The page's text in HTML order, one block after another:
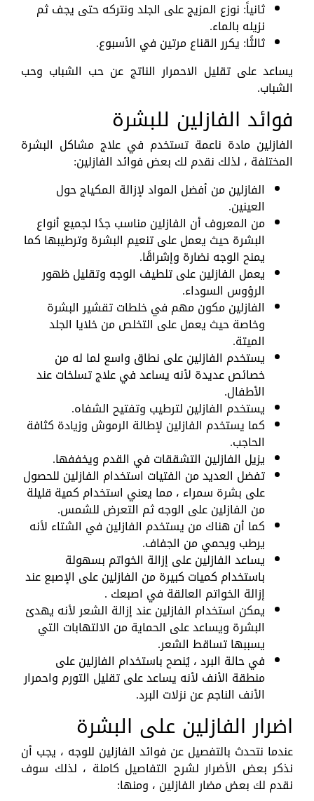
ثانياً: نوزع المزيج على الجلد ونتركه حتى يجف ثم
نزيله بالماء.
ثالثًا: يكرر القناع مرتين في الأسبوع.
يساعد على تقليل الاحمرار الناتج عن حب الشباب وحب
الشباب.
فوائد الفازلين للبشرة
الفازلين مادة ناعمة تستخدم في علاج مشاكل البشرة
المختلفة ، لذلك نقدم لك بعض فوائد الفازلين:
الفازلين من أفضل المواد لإزالة المكياج حول
العينين.
من المعروف أن الفازلين مناسب جدًا لجميع أنواع
البشرة حيث يعمل على تنعيم البشرة وترطيبها كما
يمنح الوجه نضارة وإشراقًا.
يعمل الفازلين على تلطيف الوجه وتقليل ظهور
الرؤوس السوداء.
الفازلين مكون مهم في خلطات تقشير البشرة
وخاصة حيث يعمل على التخلص من خلايا الجلد
الميتة.
يستخدم الفازلين على نطاق واسع لما له من
خصائص عديدة لأنه يساعد في علاج تسلخات عند
الأطفال.
يستخدم الفازلين لترطيب وتفتيح الشفاه.
كما يستخدم الفازلين لإطالة الرموش وزيادة كثافة
الحاجب.
يزيل الفازلين التشققات في القدم ويخففها.
تفضل العديد من الفتيات استخدام الفازلين للحصول
على بشرة سمراء ، مما يعني استخدام كمية قليلة
من الفازلين على الوجه ثم التعرض للشمس.
كما أن هناك من يستخدم الفازلين في الشتاء لأنه
يرطب ويحمي من الجفاف.
يساعد الفازلين على إزالة الخواتم بسهولة
باستخدام كميات كبيرة من الفازلين على الإصبع عند
إزالة الخواتم العالقة في اصبعك .
يمكن استخدام الفازلين عند إزالة الشعر لأنه يهدئ
البشرة ويساعد على الحماية من الالتهابات التي
يسببها تساقط الشعر.
في حالة البرد ، يُنصح باستخدام الفازلين على
منطقة الأنف لأنه يساعد على تقليل التورم واحمرار
الأنف الناجم عن نزلات البرد.
اضرار الفازلين على البشرة
عندما نتحدث بالتفصيل عن فوائد الفازلين للوجه ، يجب أن
نذكر بعض الأضرار لشرح التفاصيل كاملة ، لذلك سوف
نقدم لك بعض مضار الفازلين ، ومنها: